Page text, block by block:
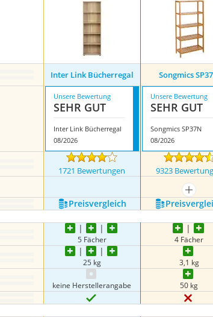
Inter Link Bücherregal Songmics
Unsere Bewertung
SEHR GUT
Inter Link Bücherregal
08/2026
Unsere Bewertung
SEHR GUT
Songmics SP37N
08/2026
1721 Bewertungen 9323
mehr
Preis­vergleich
5 Fächer 4 Fächer
25 kg 3,1 kg
keine Herstellerangabe 50 kg